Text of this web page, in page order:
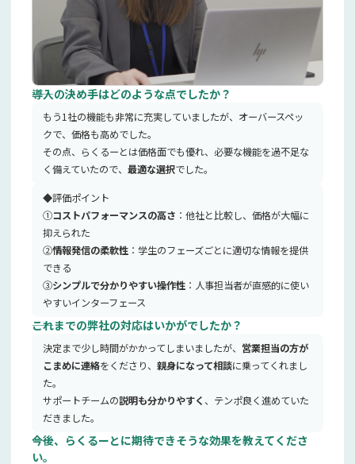
――導入の決め手はどのような点でしたか？
もう1社の機能も非常に充実していましたが、オーバースペッ
クで、価格も高めでした。
その点、らくるーとは価格面でも優れ、必要な機能を過不足な
く備えていたので、最適な選択でした。
◆評価ポイント
①コストパフォーマンスの高さ ：他社と比較し、価格が大幅に
抑えられた
②情報発信の柔軟性 ：学生のフェーズごとに適切な情報を提供
できる
③シンプルで分かりやすい操作性 ：人事担当者が直感的に使い
やすいインターフェース
――これまでの弊社の対応はいかがでしたか？
決定まで少し時間がかかってしまいましたが、 営業担当の方が
こまめに連絡をくださり、親身になって相談に乗ってくれまし
た。
サポートチームの説明も分かりやすく 、テンポ良く進めていた
だきました。
――今後、らくるーとに期待できそうな効果を教えてくださ
い。